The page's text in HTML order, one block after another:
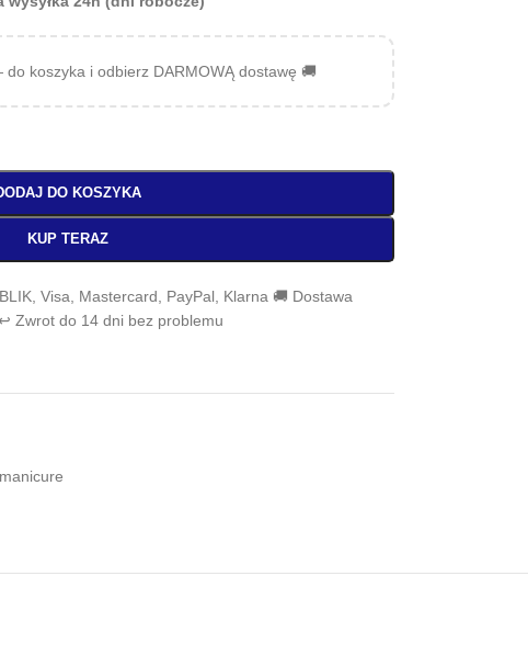
koszyka i odbierz DARMOWĄ dostawę 🚚
DO KOSZYKA
KUP TERAZ
Visa, Mastercard, PayPal, Klarna 🚚 Dostawa
Zwrot do 14 dni bez problemu
manicure